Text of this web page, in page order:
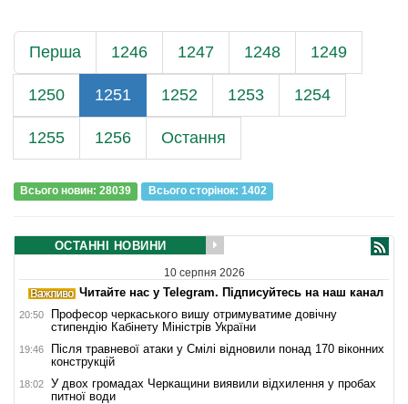
Перша 1246 1247 1248 1249
1250 1251 1252 1253 1254
1255 1256 Остання
Всього новин: 28039 Всього сторiнок: 1402
ОСТАННІ НОВИНИ
10 серпня 2026
Читайте нас у Telegram. Підписуйтесь на наш канал
20:50
Професор черкаського вишу отримуватиме довічну
стипендію Кабінету Міністрів України
19:46
Після травневої атаки у Смілі відновили понад 170 віконних
конструкцій
18:02
У двох громадах Черкащини виявили відхилення у пробах
питної води